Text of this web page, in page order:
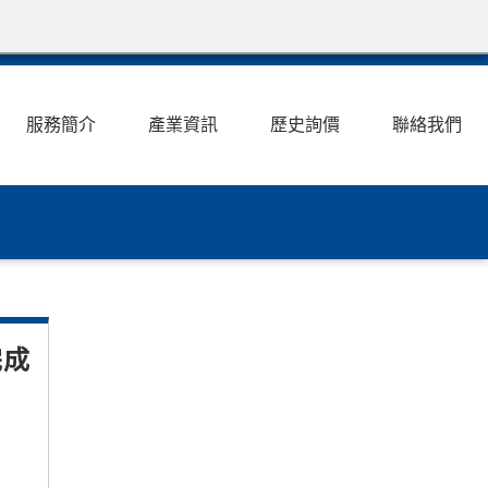
服務簡介 產業資訊 歷史詢價 聯絡我們